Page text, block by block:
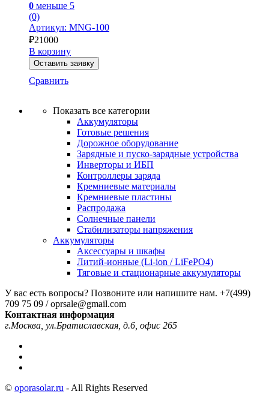
0 меньше 5
(0)
Артикул: MNG-100
₽21000
В корзину
Оставить заявку
Сравнить
Показать все категории
Аккумуляторы
Готовые решения
Дорожное оборудование
Зарядные и пуско-зарядные устройства
Инверторы и ИБП
Контроллеры заряда
Кремниевые материалы
Кремниевые пластины
Распродажа
Солнечные панели
Стабилизаторы напряжения
Аккумуляторы
Аксессуары и шкафы
Литий-ионные (Li-ion / LiFePO4)
Тяговые и стационарные аккумуляторы
У вас есть вопросы? Позвоните или напишите нам. +7(499)
709 75 09 / oprsale@gmail.com
Контактная информация
г.Москва, ул.Братиславская, д.6, офис 265
© oporasolar.ru - All Rights Reserved